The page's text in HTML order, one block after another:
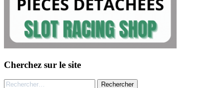
Cherchez sur le site
Rechercher :